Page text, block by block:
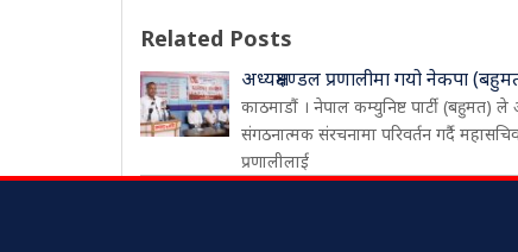
Related Posts
अध्यक्षमण्डल प्रणालीमा गयो नेकपा
काठमाडौं । नेपाल कम्युनिष्ट पार्टी (बहुमत)
संगठनात्मक संरचनामा परिवर्तन गर्दै
प्रणालीलाई